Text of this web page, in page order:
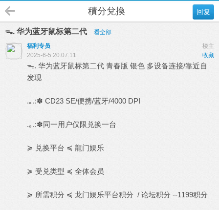
回复
積分兌換
ᯓ. 华为蓝牙鼠标第二代
看全部
楼主
福利专员
收藏
2025-6-5 20:07:11
ᯓ. 华为蓝牙鼠标第二代 青春版 银色 多设备连接/靠近自
发现
.｡.:✽ CD23 SE/便携/蓝牙/4000 DPI
.｡.:✽同一用户仅限兑换一台
≽ 兑换平台 ≼ 龍门娱乐
≽ 受兑类型 ≼ 全体会员
≽ 所需积分 ≼ 龙门娱乐平台积分 / 论坛积分 --1199积分